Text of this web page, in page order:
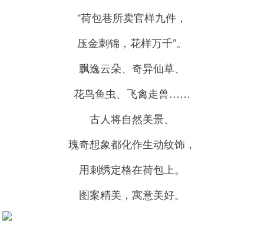
“荷包巷所卖官样九件，
压金刺锦，花样万千”。
飘逸云朵、奇异仙草、
花鸟鱼虫、飞禽走兽……
古人将自然美景、
瑰奇想象都化作生动纹饰，
用刺绣定格在荷包上。
图案精美，寓意美好。